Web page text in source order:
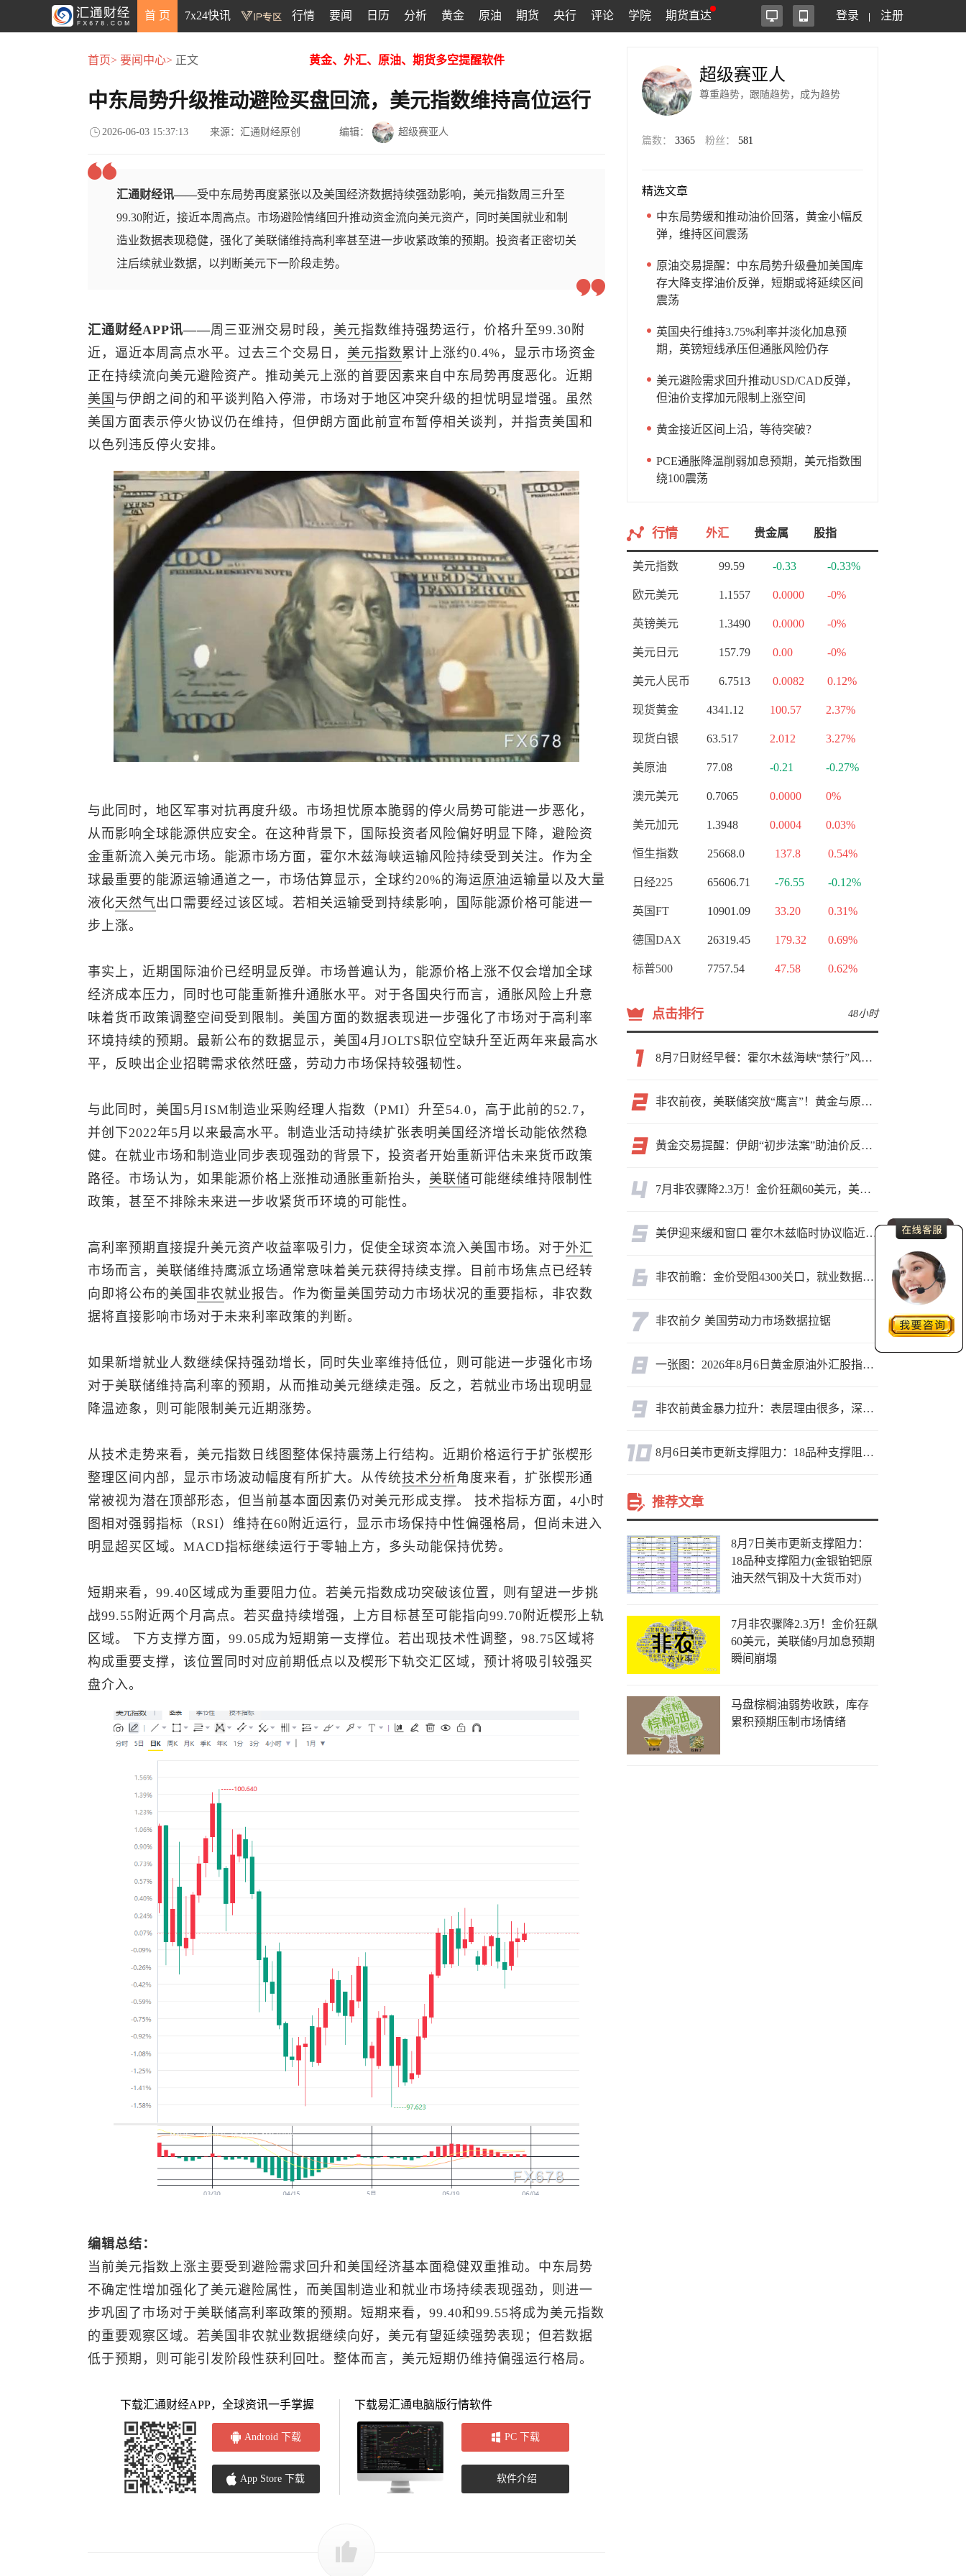
首 页 7x24快讯 行情 要闻 日历 分析 黄金 原油 期货 央行 评论 学院 期货直达 登录 注册
首页> 要闻中心> 正文 黄金、外汇、原油、期货多空提醒软件
中东局势升级推动避险买盘回流，美元指数维持高位运行
2026-06-03 15:37:13 来源：汇通财经原创 编辑： 超级赛亚人
汇通财经讯——受中东局势再度紧张以及美国经济数据持续强劲影响，美元指数周三升至
99.30附近，接近本周高点。市场避险情绪回升推动资金流向美元资产，同时美国就业和制
造业数据表现稳健，强化了美联储维持高利率甚至进一步收紧政策的预期。投资者正密切关
注后续就业数据，以判断美元下一阶段走势。
汇通财经APP讯——周三亚洲交易时段， 美元指数维持强势运行，价格升至99.30附
近，逼近本周高点水平。过去三个交易日， 美元指数 累计上涨约0.4%，显示市场资金
正在持续流向美元避险资产。推动美元上涨的首要因素来自中东局势再度恶化。近期
美国 与伊朗之间的和平谈判陷入停滞，市场对于地区冲突升级的担忧明显增强。虽然
美国方面表示停火协议仍在维持，但伊朗方面此前宣布暂停相关谈判，并指责美国和
以色列违反停火安排。
与此同时，地区军事对抗再度升级。市场担忧原本脆弱的停火局势可能进一步恶化，
从而影响全球能源供应安全。在这种背景下，国际投资者风险偏好明显下降，避险资
金重新流入美元市场。能源市场方面，霍尔木兹海峡运输风险持续受到关注。作为全
球最重要的能源运输通道之一，市场估算显示，全球约20%的海运原油运输量以及大量
液化天然气出口需要经过该区域。若相关运输受到持续影响，国际能源价格可能进一
步上涨。
事实上，近期国际油价已经明显反弹。市场普遍认为，能源价格上涨不仅会增加全球
经济成本压力，同时也可能重新推升通胀水平。对于各国央行而言，通胀风险上升意
味着货币政策调整空间受到限制。美国方面的数据表现进一步强化了市场对于高利率
环境持续的预期。最新公布的数据显示，美国4月JOLTS职位空缺升至近两年来最高水
平，反映出企业招聘需求依然旺盛，劳动力市场保持较强韧性。
与此同时，美国5月ISM制造业采购经理人指数（PMI）升至54.0，高于此前的52.7，
并创下2022年5月以来最高水平。制造业活动持续扩张表明美国经济增长动能依然稳
健。在就业市场和制造业同步表现强劲的背景下，投资者开始重新评估未来货币政策
路径。市场认为，如果能源价格上涨推动通胀重新抬头， 美联储可能继续维持限制性
政策，甚至不排除未来进一步收紧货币环境的可能性。
高利率预期直接提升美元资产收益率吸引力，促使全球资本流入美国市场。对于外汇
市场而言，美联储维持鹰派立场通常意味着美元获得持续支撑。目前市场焦点已经转
向即将公布的美国 非农就业报告。作为衡量美国劳动力市场状况的重要指标，非农数
据将直接影响市场对于未来利率政策的判断。
如果新增就业人数继续保持强劲增长，同时失业率维持低位，则可能进一步强化市场
对于美联储维持高利率的预期，从而推动美元继续走强。反之，若就业市场出现明显
降温迹象，则可能限制美元近期涨势。
从技术走势来看， 美元指数 日线图整体保持震荡上行结构。近期价格运行于扩张楔形
整理区间内部，显示市场波动幅度有所扩大。从传统技术分析角度来看，扩张楔形通
常被视为潜在顶部形态，但当前基本面因素仍对美元形成支撑。 技术指标方面，4小时
图相对强弱指标（RSI）维持在60附近运行，显示市场保持中性偏强格局，但尚未进入
明显超买区域。MACD指标继续运行于零轴上方，多头动能保持优势。
短期来看，99.40区域成为重要阻力位。若美元指数成功突破该位置，则有望进一步挑
战99.55附近两个月高点。若买盘持续增强，上方目标甚至可能指向99.70附近楔形上轨
区域。 下方支撑方面，99.05成为短期第一支撑位。若出现技术性调整，98.75区域将
构成重要支撑，该位置同时对应前期低点以及楔形下轨交汇区域，预计将吸引较强买
盘介入。
编辑总结：
当前美元指数 上涨主要受到避险需求回升和美国经济基本面稳健双重推动。中东局势
不确定性增加强化了美元避险属性，而美国制造业和就业市场持续表现强劲，则进一
步巩固了市场对于美联储高利率政策的预期。短期来看，99.40和99.55将成为美元指数
的重要观察区域。若美国非农就业数据继续向好，美元有望延续强势表现；但若数据
低于预期，则可能引发阶段性获利回吐。整体而言，美元短期仍维持偏强运行格局。
下载汇通财经APP，全球资讯一手掌握
Android 下载
App Store 下载
下载易汇通电脑版行情软件
PC 下载
软件介绍
超级赛亚人
尊重趋势，跟随趋势，成为趋势
篇数： 3365 粉丝： 581
精选文章
中东局势缓和推动油价回落，黄金小幅反
弹，维持区间震荡
原油交易提醒：中东局势升级叠加美国库
存大降支撑油价反弹，短期或将延续区间
震荡
英国央行维持3.75%利率并淡化加息预
期，英镑短线承压但通胀风险仍存
美元避险需求回升推动USD/CAD反弹，
但油价支撑加元限制上涨空间
黄金接近区间上沿，等待突破？
PCE通胀降温削弱加息预期，美元指数围
绕100震荡
行情 外汇 贵金属 股指
美元指数 99.59 -0.33 -0.33%
欧元美元 1.1557 0.0000 -0%
英镑美元 1.3490 0.0000 -0%
美元日元 157.79 0.00 -0%
美元人民币 6.7513 0.0082 0.12%
现货黄金 4341.12 100.57 2.37%
现货白银 63.517 2.012 3.27%
美原油 77.08 -0.21 -0.27%
澳元美元 0.7065 0.0000 0%
美元加元 1.3948 0.0004 0.03%
恒生指数 25668.0 137.8 0.54%
日经225 65606.71 -76.55 -0.12%
英国FT 10901.09 33.20 0.31%
德国DAX 26319.45 179.32 0.69%
标普500 7757.54 47.58 0.62%
点击排行 48小时
8月7日财经早餐：霍尔木兹海峡“禁行”风波再起，油价急涨金价承压，非农夜市场博弈加剧
非农前夜，美联储突放“鹰言”！黄金与原油为何联手反攻？
黄金交易提醒：伊朗“初步法案”助油价反弹逾3%，金价小幅承压，非农重磅来袭！
7月非农骤降2.3万！金价狂飙60美元，美联储9月加息预期瞬间崩塌
美伊迎来缓和窗口 霍尔木兹临时协议临近落地
非农前瞻：金价受阻4300关口，就业数据是“火上浇油”还是“釜底抽薪”？
非农前夕 美国劳动力市场数据拉锯
一张图：2026年8月6日黄金原油外汇股指“枢纽点+多空持仓信号”一览
非农前黄金暴力拉升：表层理由很多，深层逻辑却让人困惑
8月6日美市更新支撑阻力：18品种支撑阻力(金银铂钯原油天然气铜及十大货币对)
推荐文章
8月7日美市更新支撑阻力：
18品种支撑阻力(金银铂钯原
油天然气铜及十大货币对)
7月非农骤降2.3万！金价狂飙
60美元，美联储9月加息预期
瞬间崩塌
马盘棕榈油弱势收跌，库存
累积预期压制市场情绪